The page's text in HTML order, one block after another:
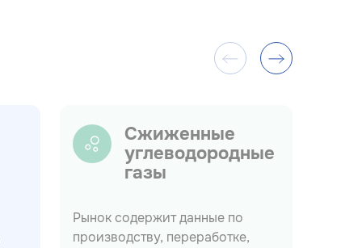
Сжиженные
углеводородные
газы
Рынок содержит данные по
производству, переработке,